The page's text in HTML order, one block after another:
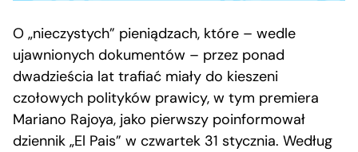
O „nieczystych” pieniądzach, które – wedle
ujawnionych dokumentów – przez ponad
dwadzieścia lat trafiać miały do kieszeni
czołowych polityków prawicy, w tym premiera
Mariano Rajoya, jako pierwszy poinformował
dziennik „El Pais” w czwartek 31 stycznia. Według